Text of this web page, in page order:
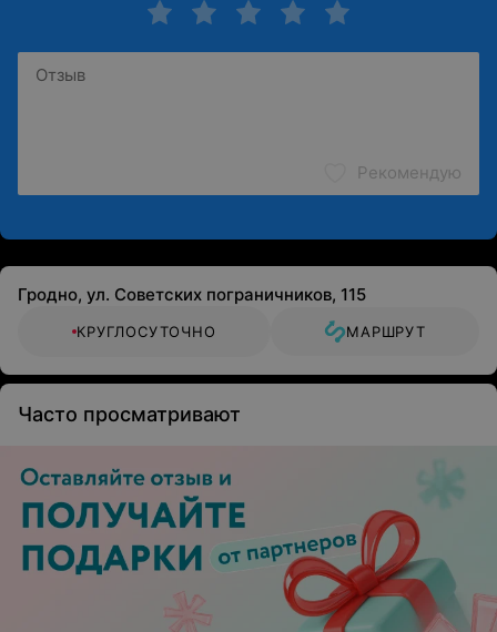
Рекомендую
Гродно, ул. Советских пограничников, 115
КРУГЛОСУТОЧНО МАРШРУТ
Часто просматривают